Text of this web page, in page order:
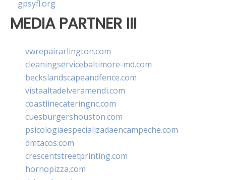
gpsyfl.org
MEDIA PARTNER III
vwrepairarlington.com
cleaningservicebaltimore-md.com
beckslandscapeandfence.com
vistaaltadelveramendi.com
coastlinecateringnc.com
cuesburgershouston.com
psicologiaespecializadaencampeche.com
dmtacos.com
crescentstreetprinting.com
hornopizza.com